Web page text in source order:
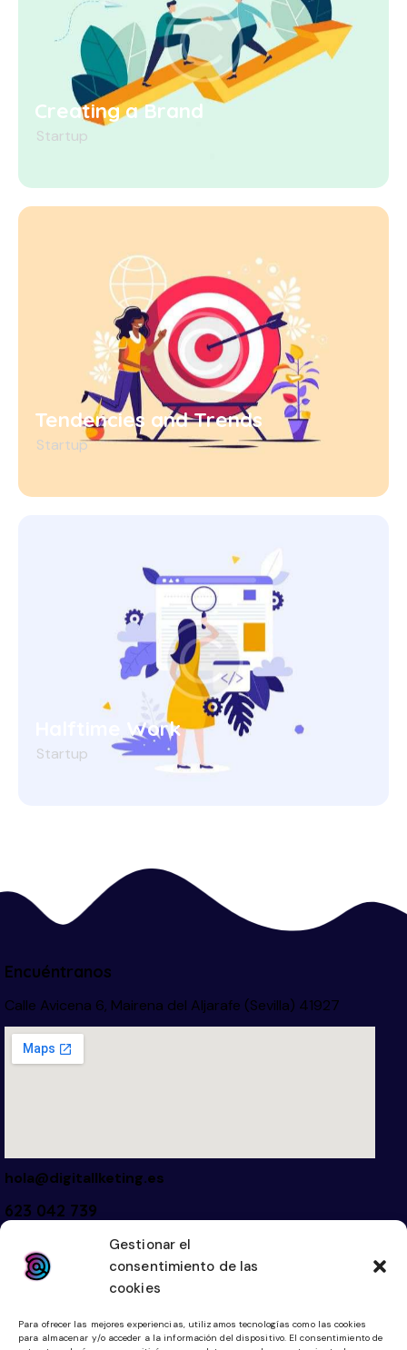
Gestionar el
consentimiento de las
cookies
Para ofrecer las mejores experiencias, utilizamos tecnologías como las cookies
para almacenar y/o acceder a la información del dispositivo. El consentimiento de
Creating a Brand
Startup
Tendencies and Trends
Startup
Halftime Work
Startup
Encuéntranos
Calle Avicena 6, Mairena del Aljarafe (Sevilla) 41927
hola@digitallketing.es
623 042 739
Links
Diseño Web
Legal
Política de Cookies